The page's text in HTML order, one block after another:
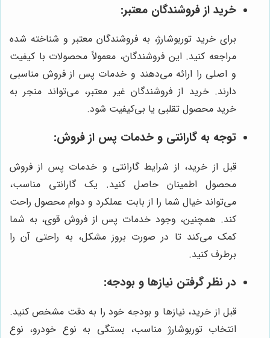
خرید از فروشندگان معتبر:
برای خرید توربوشارژ، به فروشندگان معتبر و شناخته شده
مراجعه کنید. این فروشندگان، معمولاً محصولات با کیفیت
و اصلی را ارائه می‌دهند و خدمات پس از فروش مناسبی
دارند. خرید از فروشندگان غیر معتبر، می‌تواند منجر به
خرید محصول تقلبی یا بی‌کیفیت شود.
توجه به گارانتی و خدمات پس از فروش:
قبل از خرید، از شرایط گارانتی و خدمات پس از فروش
محصول اطمینان حاصل کنید. یک گارانتی مناسب،
می‌تواند خیال شما را از بابت عملکرد و دوام محصول راحت
کند. همچنین، وجود خدمات پس از فروش قوی، به شما
کمک می‌کند تا در صورت بروز مشکل، به راحتی آن را
برطرف کنید.
در نظر گرفتن نیازها و بودجه:
قبل از خرید، نیازها و بودجه خود را به دقت مشخص کنید.
انتخاب توربوشارژ مناسب، بستگی به نوع خودرو، نوع